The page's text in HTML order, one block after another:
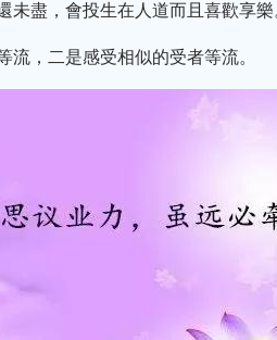
盡，會投生在人道而且喜歡享樂
，二是感受相似的受者等流。